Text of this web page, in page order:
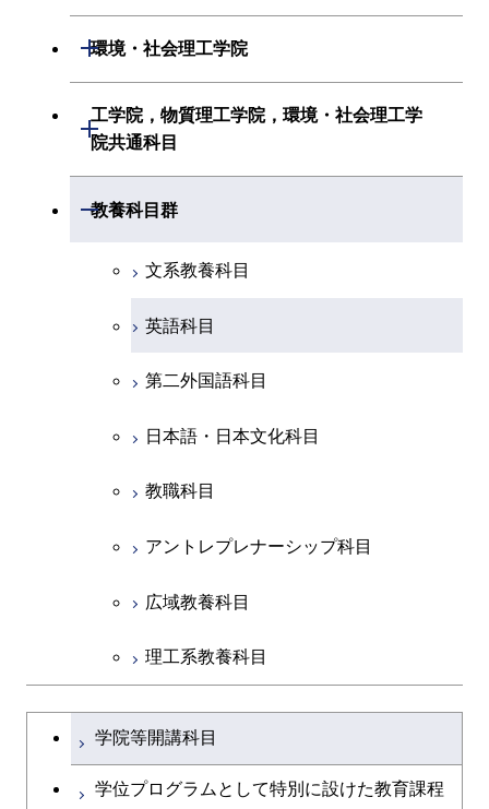
創造プロセス科目
共通専門科目
経営工学系
初年次専門科目
創造プロセス科目
初年次専門科目
共通専門科目
初年次専門科目
創造プロセス科目
共通専門科目
生命理工学系
創造プロセス科目
共通専門科目
環境・社会理工学院
開閉
建築学系
融合理工学系
初年次専門科目
創造プロセス科目
共通専門科目
工学院，物質理工学院，環境・社会理工学
院共通科目
開閉
工学院，物質理工学院，環境・社会
教養科目群
開閉
文系教養科目
英語科目
第二外国語科目
日本語・日本文化科目
教職科目
アントレプレナーシップ科目
広域教養科目
理工系教養科目
学士課程を切り替える
学院等開講科目
学位プログラムとして特別に設けた教育課程